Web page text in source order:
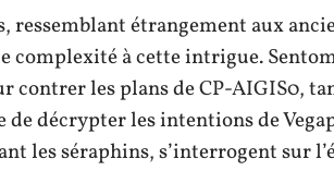
ressemblant étrangement aux
complexité à cette intrigue.
contrer les plans de CP-AIGIS0,
de décrypter les intentions de
les séraphins, s’interrogent sur